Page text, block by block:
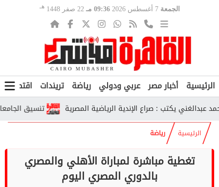
الجمعة 7 أغسطس 2026 09:36 مـ 22 صفر 1448 هـ
الرئيسية أخبار مصر عربي ودولي رياضة تريندات اقتصاد
تنسيق الجامعات الحكومية 2026.. رابط تسجيل الرغبات يكتب : صراع الإندية الرياضية المصرية
الرئيسية رياضة
تغطية مباشرة لمباراة الأهلي والمصري
بالدوري المصري اليوم